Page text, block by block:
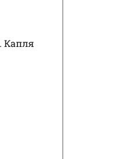
Капля